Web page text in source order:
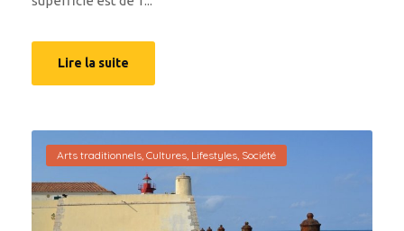
Lire la suite
Arts traditionnels, Cultures, Lifestyles, Société